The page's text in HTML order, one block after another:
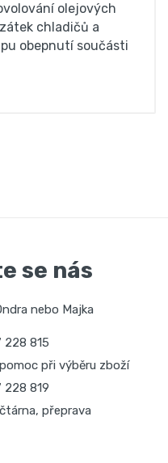
olejových
chladičů a
obepnutí součásti
se nás
nebo Majka
228 815
při výběru zboží
228 819
přeprava